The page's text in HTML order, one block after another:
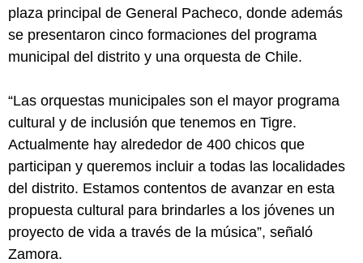
plaza principal de General Pacheco, donde además
se presentaron cinco formaciones del programa
municipal del distrito y una orquesta de Chile.
“Las orquestas municipales son el mayor programa
cultural y de inclusión que tenemos en Tigre.
Actualmente hay alrededor de 400 chicos que
participan y queremos incluir a todas las localidades
del distrito. Estamos contentos de avanzar en esta
propuesta cultural para brindarles a los jóvenes un
proyecto de vida a través de la música”, señaló
Zamora.